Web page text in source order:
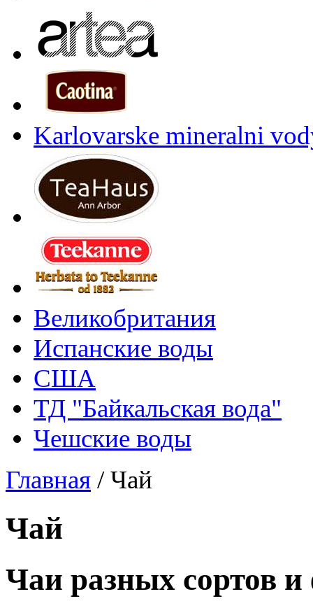
Karlovarske mineralni
Великобритания
Испанские воды
США
ТД "Байкальская вода"
Чешские воды
Главная /Чай
Чай
Чаи разных сортов и